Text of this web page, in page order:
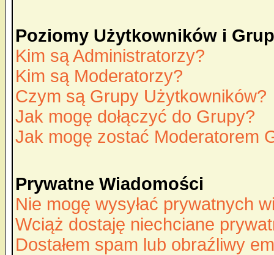
Poziomy Użytkowników i
Kim są Administratorzy?
Kim są Moderatorzy?
Czym są Grupy Użytkowników?
Jak mogę dołączyć do Grupy?
Jak mogę zostać Moderatorem
Prywatne Wiadomości
Nie mogę wysyłać prywatnych
Wciąż dostaję niechciane
Dostałem spam lub obraźliwy